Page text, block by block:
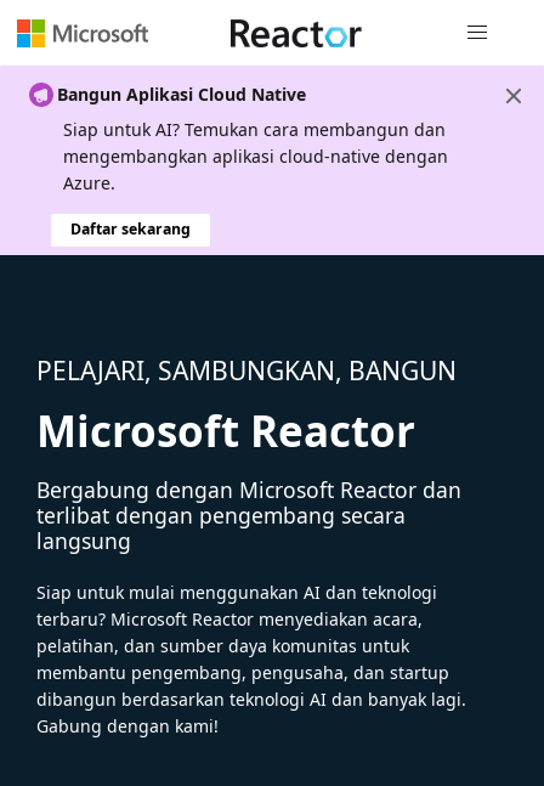
Bangun Aplikasi Cloud Native
Siap untuk AI? Temukan cara membangun dan
mengembangkan aplikasi cloud-native dengan
Azure.
Daftar sekarang
PELAJARI, SAMBUNGKAN, BANGUN
Microsoft Reactor
Bergabung dengan Microsoft Reactor dan
terlibat dengan pengembang secara
langsung
Siap untuk mulai menggunakan AI dan teknologi
terbaru? Microsoft Reactor menyediakan acara,
pelatihan, dan sumber daya komunitas untuk
membantu pengembang, pengusaha, dan startup
dibangun berdasarkan teknologi AI dan banyak lagi.
Gabung dengan kami!